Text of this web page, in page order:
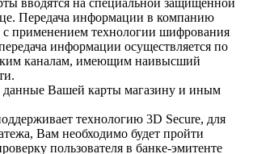
Передача информации в компанию
с применением технологии шифрования
информации осуществляется по
каналам, имеющим наивысший
данные Вашей карты магазину и иным
технологию 3D Secure, для
Вам необходимо будет пройти
пользователя в банке-эмитенте